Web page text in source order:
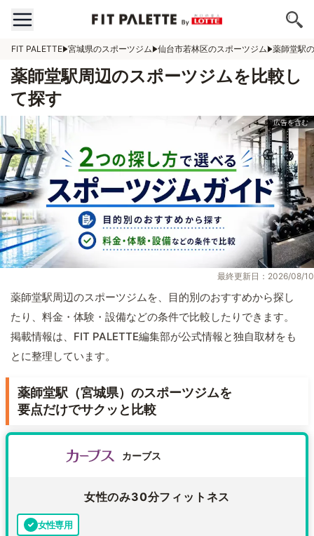
FIT PALETTE 宮城県のスポーツジム 仙台市若林区のスポーツジム 薬師堂駅
薬師堂駅周辺のスポーツジムを比較し
て探す
最終更新日：2026/08/10
薬師堂駅周辺のスポーツジムを、目的別のおすすめから探し
たり、料金・体験・設備などの条件で比較したりできます。
掲載情報は、FIT PALETTE編集部が公式情報と独自取材をも
とに整理しています。
薬師堂駅（宮城県）のスポーツジムを
要点だけでサクッと比較
カーブス
女性のみ30分フィットネス
女性専用